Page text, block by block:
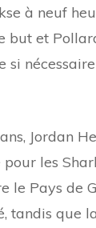
à neuf
but et
si
Jordan
les
le Pays de
tandis que